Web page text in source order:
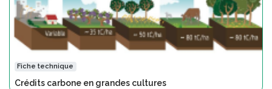
Fiche technique
Crédits carbone en grandes cultures